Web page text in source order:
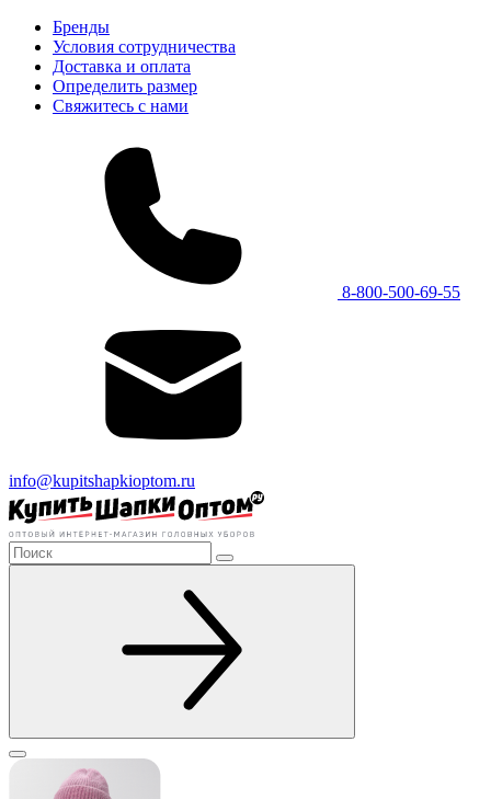
Бренды
Условия сотрудничества
Доставка и оплата
Определить размер
Свяжитесь с нами
8-800-500-69-55
info@kupitshapkioptom.ru